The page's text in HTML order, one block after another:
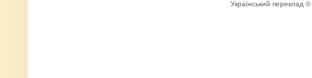
Український переклад